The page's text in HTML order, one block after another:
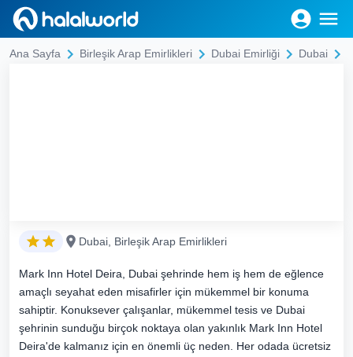
Ana Sayfa Birleşik Arap Emirlikleri Dubai Emirliği Dubai
Dubai, Birleşik Arap Emirlikleri
Mark Inn Hotel Deira, Dubai şehrinde hem iş hem de eğlence
amaçlı seyahat eden misafirler için mükemmel bir konuma
sahiptir. Konuksever çalışanlar, mükemmel tesis ve Dubai
şehrinin sunduğu birçok noktaya olan yakınlık Mark Inn Hotel
Deira'de kalmanız için en önemli üç neden. Her odada ücretsiz